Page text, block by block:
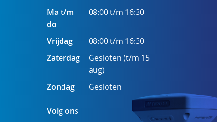
Ma t/m
do
08:00 t/m 16:30
Vrijdag
08:00 t/m 16:30
Zaterdag
Gesloten (t/m 15
aug)
Zondag
Gesloten
Volg ons